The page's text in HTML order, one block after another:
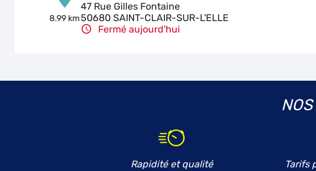
8.99 km
47 Rue Gilles Fontaine
50680 SAINT-CLAIR-SUR-L'ELLE
Fermé aujourd'hui
Fermé aujourd'hui
Rapidité et qualité
Tarifs